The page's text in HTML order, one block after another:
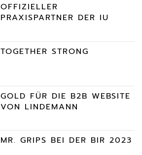
OFFIZIELLER
PRAXISPARTNER DER IU
TOGETHER STRONG
GOLD FÜR DIE B2B WEBSITE
VON LINDEMANN
MR. GRIPS BEI DER BIR 2023